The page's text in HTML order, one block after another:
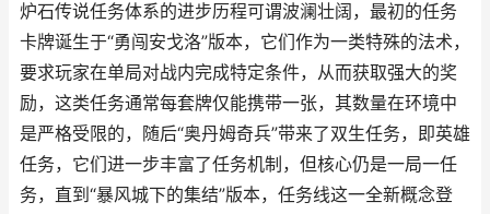
炉石传说任务体系的进步历程可谓波澜壮阔，最初的任务
卡牌诞生于“勇闯安戈洛”版本，它们作为一类特殊的法术，
要求玩家在单局对战内完成特定条件，从而获取强大的奖
励，这类任务通常每套牌仅能携带一张，其数量在环境中
是严格受限的，随后“奥丹姆奇兵”带来了双生任务，即英雄
任务，它们进一步丰富了任务机制，但核心仍是一局一任
务，直到“暴风城下的集结”版本，任务线这一全新概念登